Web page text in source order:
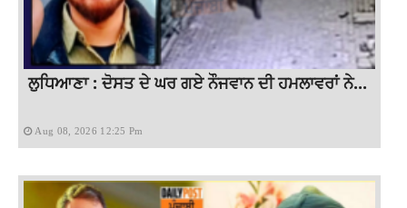
ਲੁਧਿਆਣਾ : ਦੋਸਤ ਦੇ ਘਰ ਗਏ ਨੌਜਵਾਨ ਦੀ ਹਮਲਾਵਰਾਂ ਨੇ...
Aug 08, 2026 12:25 Pm